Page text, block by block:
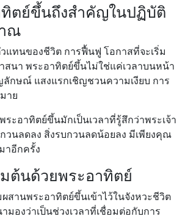
ตย์ขึ้นถึงสำคัญในปฏิบัติ
ณ
แทนของชีวิต การฟื้นฟู โอกาสที่จะเริ่ม
สนา พระอาทิตย์ขึ้นไม่ใช่แค่เวลาบนหน้า
กษณ์ แสงแรกเชิญชวนความเงียบ การ
าย
ะอาทิตย์ขึ้นมักเป็นเวลาที่รู้สึกว่าพระเจ้า
วนลดลง สิ่งรบกวนลดน้อยลง มีเพียงคุณ
าอีกครั้ง
ต้นด้วยพระอาทิตย์
สานพระอาทิตย์ขึ้นเข้าไว้ในจังหวะชีวิต
มองว่าเป็นช่วงเวลาที่เชื่อมต่อกับการ